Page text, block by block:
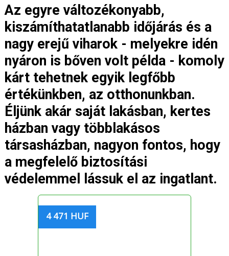
Az egyre változékonyabb,
kiszámíthatatlanabb időjárás és a
nagy erejű viharok - melyekre idén
nyáron is bőven volt példa - komoly
kárt tehetnek egyik legfőbb
értékünkben, az otthonunkban.
Éljünk akár saját lakásban, kertes
házban vagy többlakásos
társasházban, nagyon fontos, hogy
a megfelelő biztosítási
védelemmel lássuk el az ingatlant.
4 471 HUF